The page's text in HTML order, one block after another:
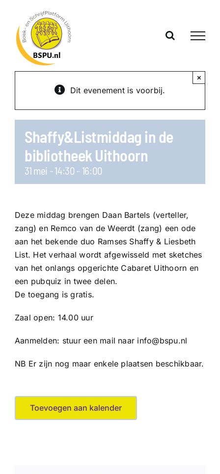
inhoud
Dit evenement is voorbij.
×
Shaffy&Listmiddag in de
bibliotheek Uithoorn
31 mei - 14:30 - 16:00
Deze middag brengen Daan Bartels (verteller,
zang) en Remco van de Weerdt (zang) een ode
aan het bekende duo Ramses Shaffy & Liesbeth
List. Het verhaal wordt afgewisseld met sketches
van het onlangs opgerichte Cabaret Uithoorn en
een pubquiz in twee delen.
De toegang is gratis.
Zaal open: 14.00 uur
Aanmelden: stuur een mail naar info@bspu.nl
NB Er zijn nog maar enkele plaatsen beschikbaar.
Toevoegen aan kalender